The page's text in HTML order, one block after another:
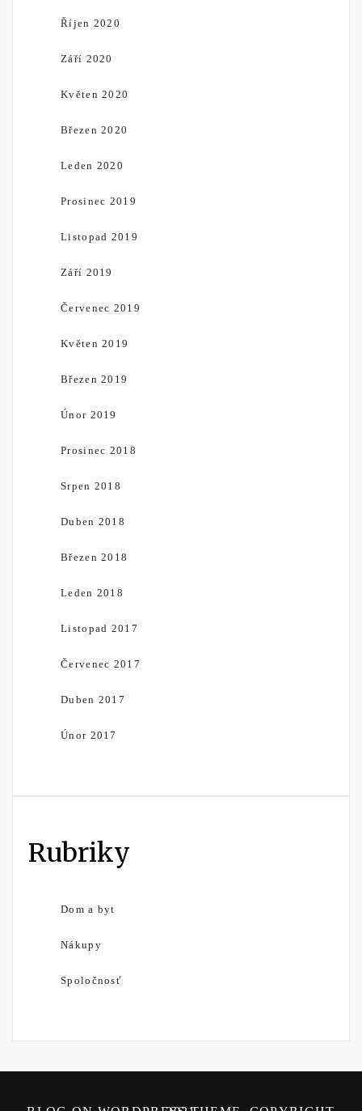
Říjen 2020
Září 2020
Květen 2020
Březen 2020
Leden 2020
Prosinec 2019
Listopad 2019
Září 2019
Červenec 2019
Květen 2019
Březen 2019
Únor 2019
Prosinec 2018
Srpen 2018
Duben 2018
Březen 2018
Leden 2018
Listopad 2017
Červenec 2017
Duben 2017
Únor 2017
Rubriky
Dom a byt
Nákupy
Spoločnosť